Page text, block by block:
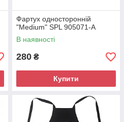
Фартух односторонній
"Mеdium" SPL 905071-A
В наявності
280 ₴
Купити